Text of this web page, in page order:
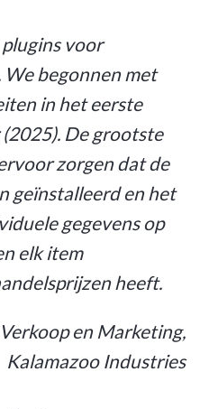
voor
begonnen met
in het eerste
De grootste
zorgen dat de
geïnstalleerd en het
gegevens op
elk item
heeft.
Verkoop en Marketing,
Kalamazoo Industries